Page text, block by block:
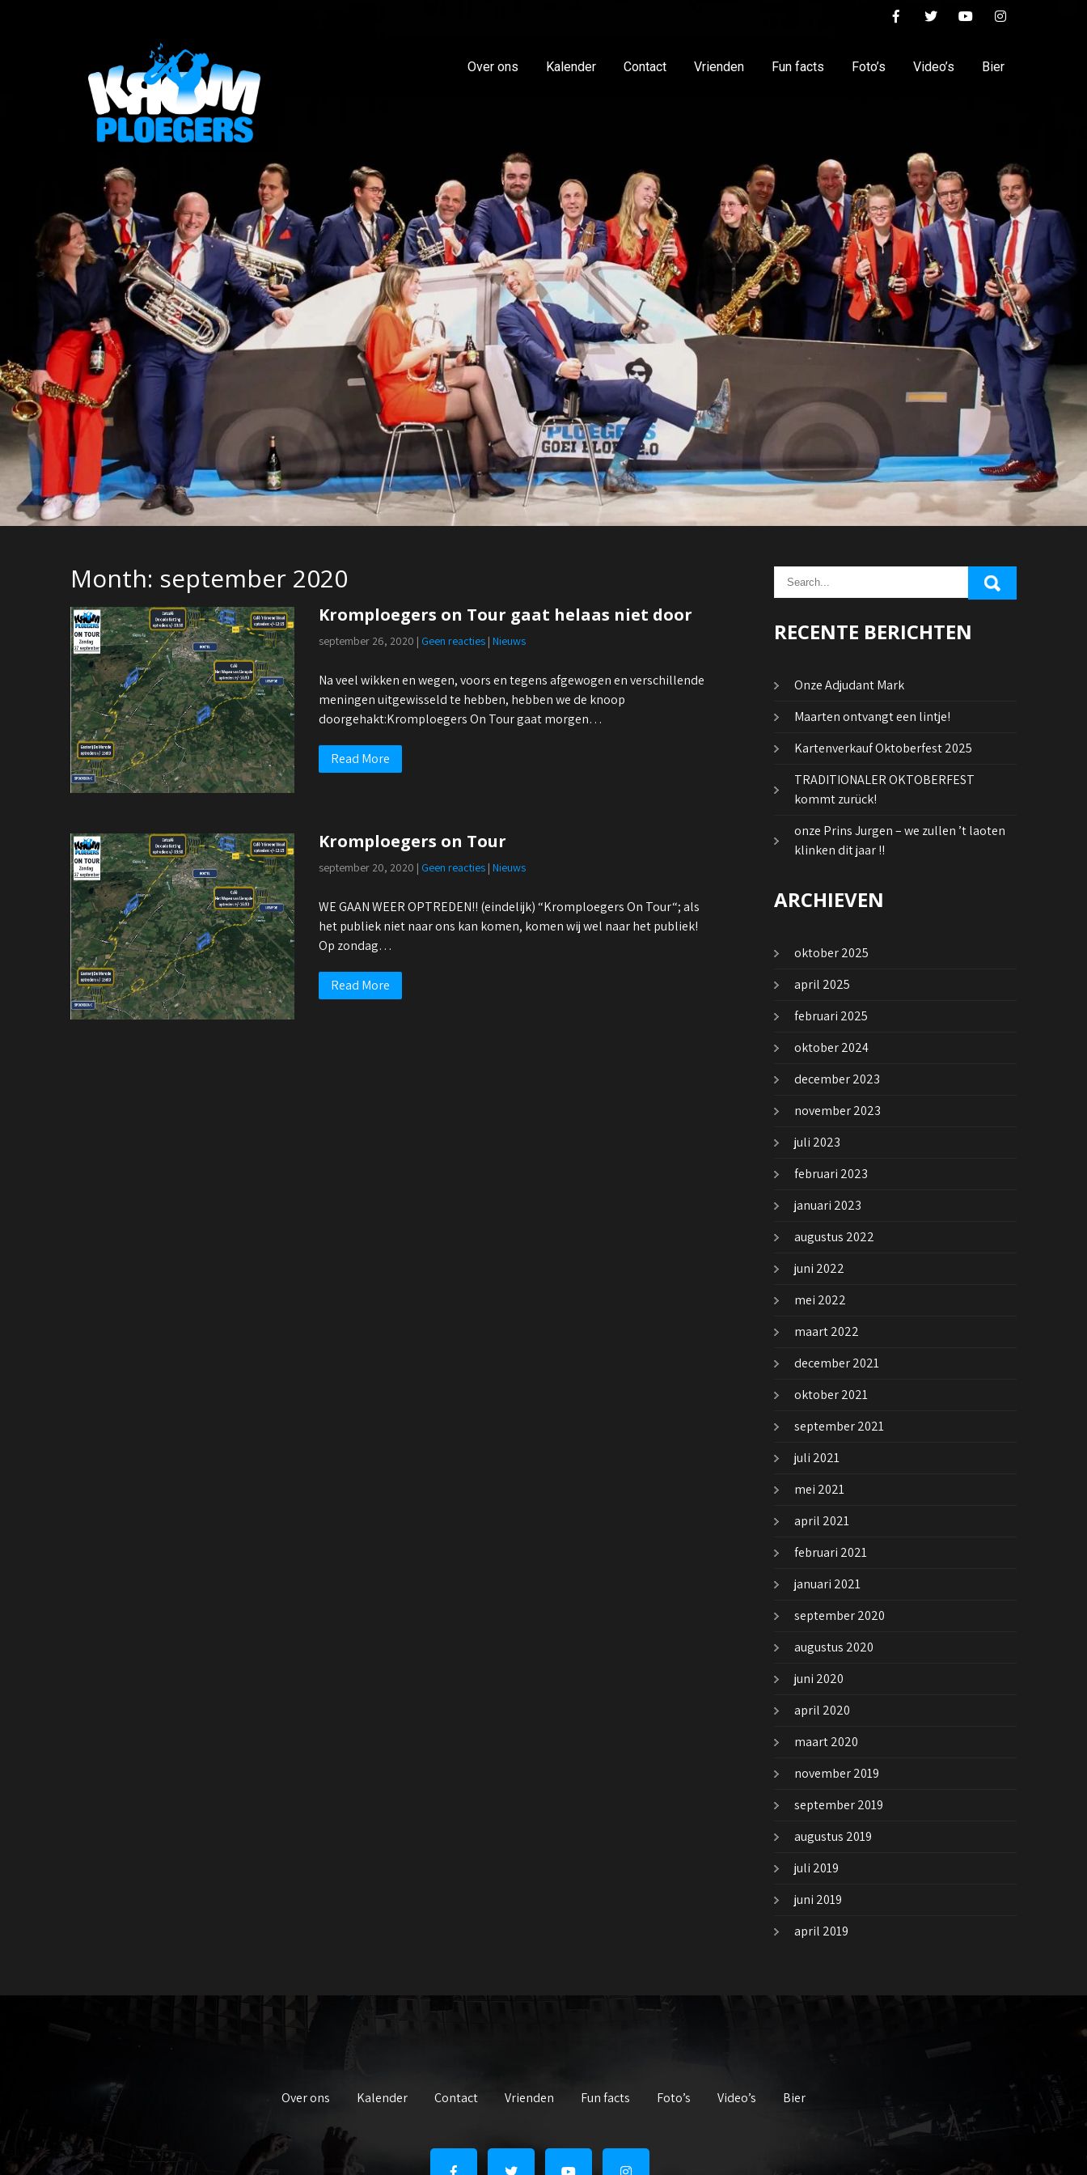
Over ons Kalender Contact Vrienden Fun facts Foto’s Video’s Bier
Month: september 2020
Kromploegers on Tour gaat helaas niet door
september 26, 2020 | Geen reacties| Nieuws
Na veel wikken en wegen, voors en tegens afgewogen en verschillende
meningen uitgewisseld te hebben, hebben we de knoop
doorgehakt:Kromploegers On Tour gaat morgen…
Read More
Kromploegers on Tour
september 20, 2020 | Geen reacties| Nieuws
WE GAAN WEER OPTREDEN!! (eindelijk) “Kromploegers On Tour“; als
het publiek niet naar ons kan komen, komen wij wel naar het publiek!
Op zondag…
Read More
RECENTE BERICHTEN
Onze Adjudant Mark
Maarten ontvangt een lintje!
Kartenverkauf Oktoberfest 2025
TRADITIONALER OKTOBERFEST
kommt zurück!
onze Prins Jurgen – we zullen ’t laoten
klinken dit jaar !!
ARCHIEVEN
oktober 2025
april 2025
februari 2025
oktober 2024
december 2023
november 2023
juli 2023
februari 2023
januari 2023
augustus 2022
juni 2022
mei 2022
maart 2022
december 2021
oktober 2021
september 2021
juli 2021
mei 2021
april 2021
februari 2021
januari 2021
september 2020
augustus 2020
juni 2020
april 2020
maart 2020
november 2019
september 2019
augustus 2019
juli 2019
juni 2019
april 2019
Over ons Kalender Contact Vrienden Fun facts Foto’s Video’s Bier